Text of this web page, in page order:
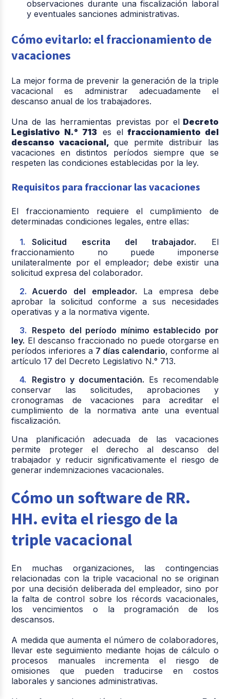
observaciones durante una fiscalización laboral
y eventuales sanciones administrativas.
Cómo evitarlo: el fraccionamiento de
vacaciones
La mejor forma de prevenir la generación de la triple
vacacional es administrar adecuadamente el
descanso anual de los trabajadores.
Una de las herramientas previstas por el Decreto
Legislativo N.° 713 es el fraccionamiento del
descanso vacacional, que permite distribuir las
vacaciones en distintos períodos siempre que se
respeten las condiciones establecidas por la ley.
Requisitos para fraccionar las vacaciones
El fraccionamiento requiere el cumplimiento de
determinadas condiciones legales, entre ellas:
Solicitud escrita del trabajador. El
fraccionamiento no puede imponerse
unilateralmente por el empleador; debe existir una
solicitud expresa del colaborador.
Acuerdo del empleador. La empresa debe
aprobar la solicitud conforme a sus necesidades
operativas y a la normativa vigente.
Respeto del período mínimo establecido por
ley. El descanso fraccionado no puede otorgarse en
períodos inferiores a 7 días calendario, conforme al
artículo 17 del Decreto Legislativo N.° 713.
Registro y documentación. Es recomendable
conservar las solicitudes, aprobaciones y
cronogramas de vacaciones para acreditar el
cumplimiento de la normativa ante una eventual
fiscalización.
Una planificación adecuada de las vacaciones
permite proteger el derecho al descanso del
trabajador y reducir significativamente el riesgo de
generar indemnizaciones vacacionales.
Cómo un software de RR.
HH. evita el riesgo de la
triple vacacional
En muchas organizaciones, las contingencias
relacionadas con la triple vacacional no se originan
por una decisión deliberada del empleador, sino por
la falta de control sobre los récords vacacionales,
los vencimientos o la programación de los
descansos.
A medida que aumenta el número de colaboradores,
llevar este seguimiento mediante hojas de cálculo o
procesos manuales incrementa el riesgo de
omisiones que pueden traducirse en costos
laborales y sanciones administrativas.